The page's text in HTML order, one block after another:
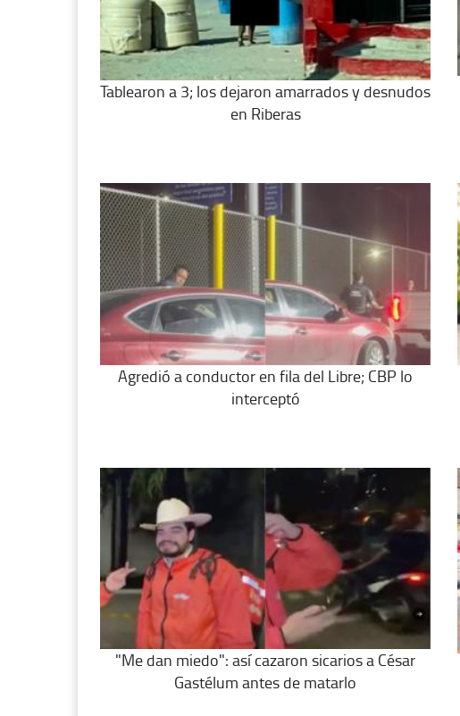
Tablearon a 3; los dejaron amarrados y desnudos
en Riberas
Agredió a conductor en fila del Libre; CBP lo
interceptó
"Me dan miedo": así cazaron sicarios a César
Gastélum antes de matarlo